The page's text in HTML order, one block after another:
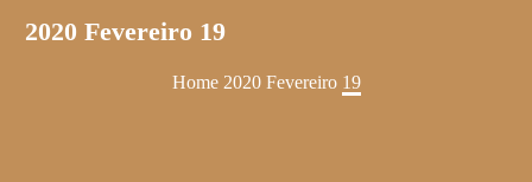
2020 Fevereiro 19
Home 2020 Fevereiro 19